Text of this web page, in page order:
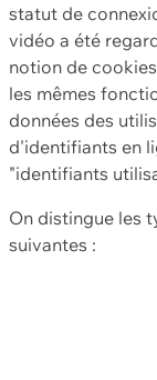
statut de
vidéo a été
notion de
les mêmes
données des
d'identifiants en
"identifiants
On distingue les
suivantes :